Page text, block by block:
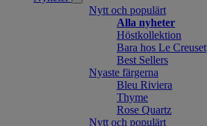
Nytt och populärt
Alla nyheter
Höstkollektion
Bara hos Le Creuset
Best Sellers
Nyaste färgerna
Bleu Riviera
Thyme
Rose Quartz
Nytt och populärt